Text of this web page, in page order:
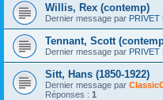
Willis, Rex (contemp)
Dernier message par PRIVET
Tennant, Scott
Dernier message par PRIVET
Sitt, Hans (1850-1922)
Dernier message par
Réponses : 1